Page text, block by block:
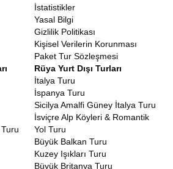
bir tatil geçirmek isteyenler için büyük
Rehberi
profesyonel rehberlerimiz, bölgeye
bilen ve size sadece yerleri gösteren
anlatan uzmanlardır. Bu anlamda
Güney Kore Gezi Rehberi
en iyi Ramen yenir? Seul’de nereden
Japon metrosu nasıl kullanılır?
rehberlerimizden anında alabilirsiniz.
turistik yerleri değil, yerel halkın
ve inançlarını da aktarır. Bir Şinto
Kore’de büyüklerin yanında
kadar kültürel kodları öğrenirsiniz.
İstatistikler
Yasal Bilgi
Gizlilik Politikası
Kişisel Verilerin Korunması
Paket Tur Sözleşmesi
Rüya Yurt Dışı Turları
İtalya Turu
İspanya Turu
Sicilya Amalfi Güney İtalya Turu
İsviçre Alp Köyleri & Romantik
Yol Turu
Büyük Balkan Turu
Kuzey Işıkları Turu
Büyük Britanya Turu